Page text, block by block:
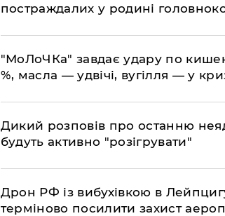
постраждалих у родині
​"МоЛоЧКа" завдає удару по
%, масла — удвічі, вугілля — у
​Дикий розповів про останню
будуть активно "розігрувати"
​Дрон РФ із вибухівкою в
терміново посилити захист